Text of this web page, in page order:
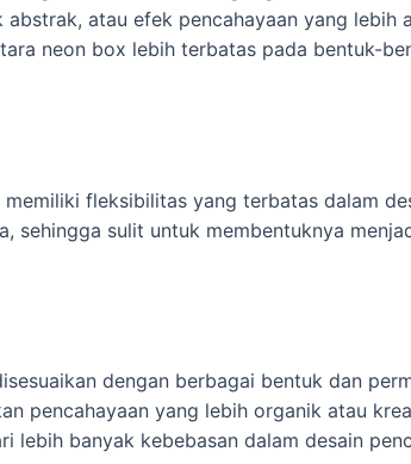
atau efek pencahayaan yang lebih
neon box lebih terbatas pada bentuk-
fleksibilitas yang terbatas dalam
sehingga sulit untuk membentuknya
dengan berbagai bentuk dan
pencahayaan yang lebih organik atau
lebih banyak kebebasan dalam desain